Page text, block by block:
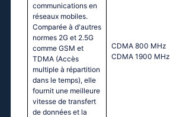
communications en
réseaux mobiles.
Comparée à d'autres
normes 2G et 2.5G
comme GSM et
TDMA (Accès
multiple à répartition
dans le temps), elle
fournit une meilleure
vitesse de transfert
de données et la
CDMA 800 MHz
CDMA 1900 MHz